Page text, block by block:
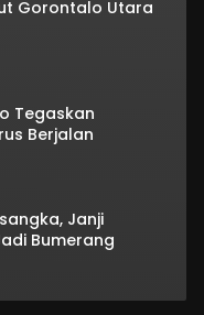
Gorontalo Utara
Tegaskan
Berjalan
Janji
Bumerang